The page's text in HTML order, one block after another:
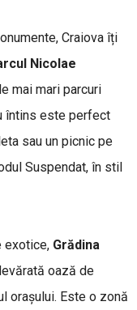
Craiova îți
Nicolae
mai mari parcuri
întins este perfect
sau un picnic pe
Suspendat, în stil
exotice, Grădina
oază de
orașului. Este o zonă